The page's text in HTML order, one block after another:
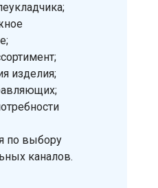
изделия;
по выбору
каналов.